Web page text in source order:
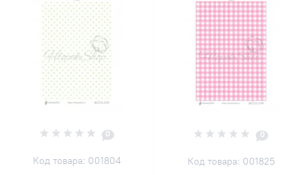
0
Код товара: 001804
0
Код товара: 001825